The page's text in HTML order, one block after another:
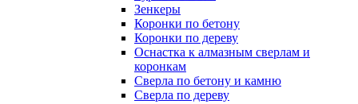
Зенкеры
Коронки по бетону
Коронки по дереву
Оснастка к алмазным сверлам и
коронкам
Сверла по бетону и камню
Сверла по дереву